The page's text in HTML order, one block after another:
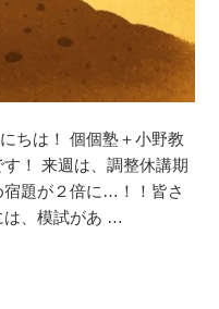
ちは！ 個個塾＋小野教
！ 来週は、調整休講期
宿題が２倍に…！！皆さ
は、模試があ …